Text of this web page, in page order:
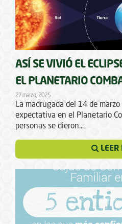
ASÍ SE VIVIÓ EL
EL PLANETARIO
27 marzo, 2025
La madrugada del 14 de
expectativa en el Planetario
personas se dieron...
LEER